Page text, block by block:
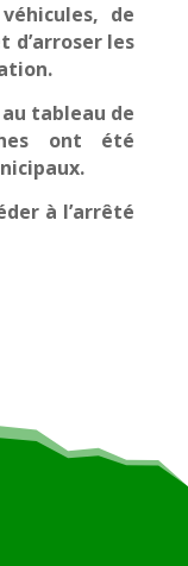
de
d’arroser les
tableau de
ont été
à l’arrêté